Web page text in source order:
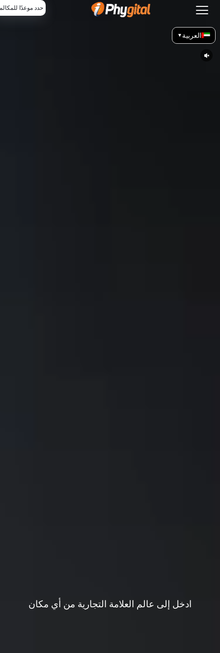
حدد موعدًا للمكالمة
مستقبل الموضة
العربية▼